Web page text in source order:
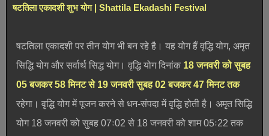
षटतिला एकादशी शुभ योग | Shattila Ekadashi Festival
षटतिला एकादशी पर तीन योग भी बन रहे है। यह योग हैं वृद्धि योग, अमृत
सिद्धि योग और सर्वार्थ सिद्ध योग। वृद्धि योग दिनांक 18 जनवरी को सुबह
05 बजकर 58 मिनट से 19 जनवरी सुबह 02 बजकर 47 मिनट तक
रहेगा। वृद्धि योग में पूजन करने से धन-संपदा में वृद्धि होती है। अमृत सिद्धि
योग 18 जनवरी को सुबह 07ः02 से 18 जनवरी को शाम 05ः22 तक